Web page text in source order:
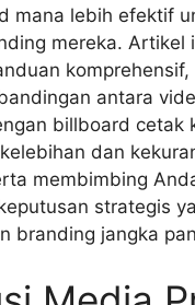
mana lebih efektif
mereka. Artikel
komprehensif,
antara
billboard cetak
dan
membimbing
strategis
branding jangka